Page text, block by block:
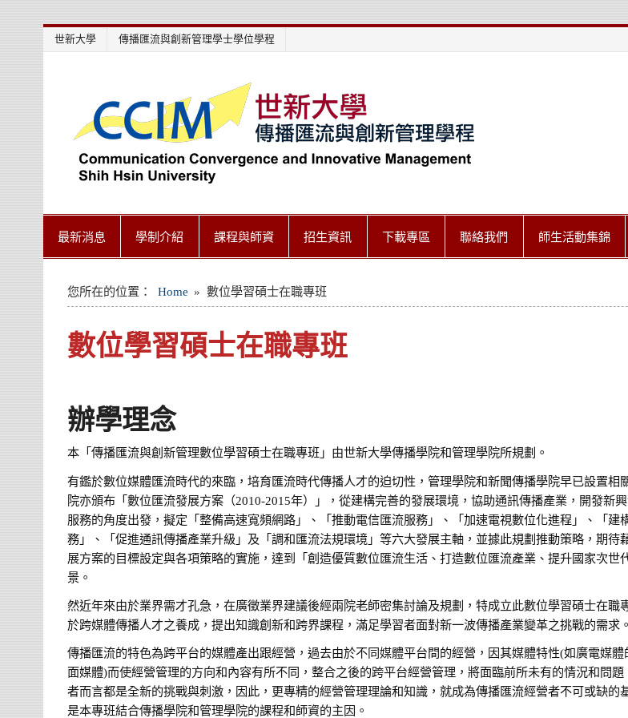
世新大學 傳播匯流與創新管理學士學位學程
世新大
最新消息 學制介紹 課程與師資 招生資訊 下載專區 聯絡我們 師生活動集錦
您所在的位置： Home 數位學習碩士在職專班
數位學習碩士在職專班
辦學理念
本「傳播匯流與創新管理數位學習碩士在職專班」由世新大學傳播學院和管理學院所規劃。
有鑑於數位媒體匯流時代的來臨，培育匯流時代傳播人才的迫切性，管理學院和新聞傳播學院早已設置相
院亦頒布「數位匯流發展方案（2010-2015年）」，從建構完善的發展環境，協助通訊傳播產業，開發新
服務的角度出發，擬定「整備高速寬頻網路」、「推動電信匯流服務」、「加速電視數位化進程」、「建
務」、「促進通訊傳播產業升級」及「調和匯流法規環境」等六大發展主軸，並據此規劃推動策略，期待
展方案的目標設定與各項策略的實施，達到「創造優質數位匯流生活、打造數位匯流產業、提升國家次世
景。
然近年來由於業界需才孔急，在廣徵業界建議後經兩院老師密集討論及規劃，特成立此數位學習碩士在職
於跨媒體傳播人才之養成，提出知識創新和跨界課程，滿足學習者面對新一波傳播產業變革之挑戰的需求。
傳播匯流的特色為跨平台的媒體產出跟經營，過去由於不同媒體平台間的經營，因其媒體特性(如廣電媒
面媒體)而使經營管理的方向和內容有所不同，整合之後的跨平台經營管理，將面臨前所未有的情況和問
者而言都是全新的挑戰與刺激，因此，更專精的經營管理理論和知識，就成為傳播匯流經營者不可或缺的
是本專班結合傳播學院和管理學院的課程和師資的主因。